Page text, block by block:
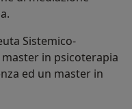
Sistemico-
in psicoterapia
ed un master in